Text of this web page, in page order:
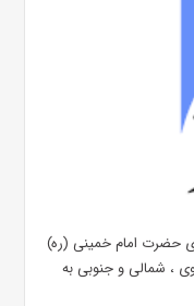
حضرت امام خمینی (ره)
، شمالی و جنوبی به